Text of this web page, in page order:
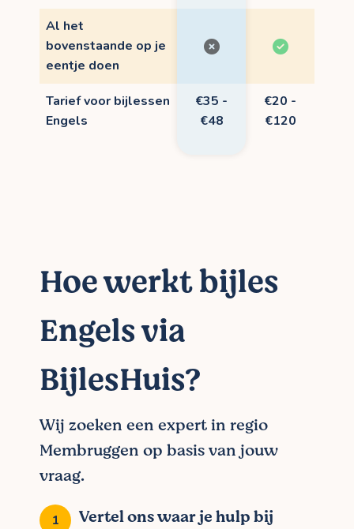
Al het
bovenstaande op je
eentje doen
Tarief voor bijlessen
Engels
€35 -
€48
€20 -
€120
Hoe werkt bijles
Engels via
BijlesHuis?
Wij zoeken een expert in regio
Membruggen op basis van jouw
vraag.
Vertel ons waar je hulp bij